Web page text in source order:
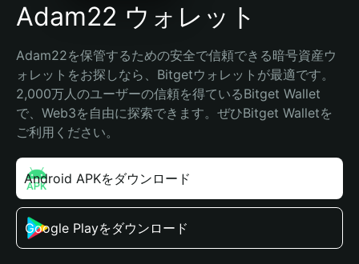
Adam22 ウォレット
Adam22を保管するための安全で信頼できる暗号資産ウ
ォレットをお探しなら、Bitgetウォレットが最適です。
2,000万人のユーザーの信頼を得ているBitget Wallet
で、Web3を自由に探索できます。ぜひBitget Walletを
ご利用ください。
Android APKをダウンロード
Google Playをダウンロード